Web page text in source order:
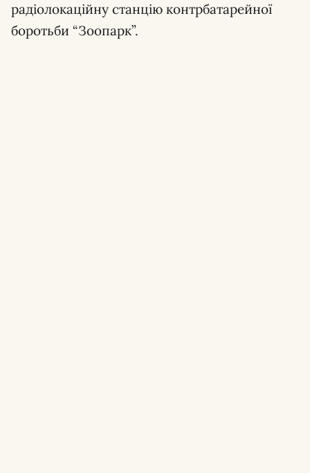
радіолокаційну станцію контрбатарейної
боротьби “Зоопарк”.